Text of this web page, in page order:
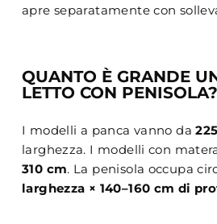
apre separatamente con
QUANTO È GRANDE
LETTO CON PENISOLA?
I modelli a panca vanno da
larghezza. I modelli con
310 cm. La penisola occupa
larghezza × 140–160 cm di